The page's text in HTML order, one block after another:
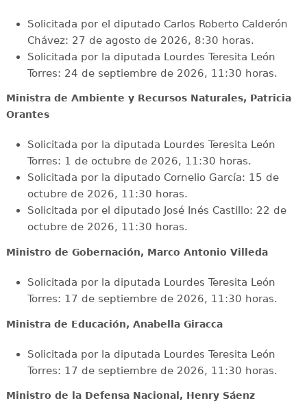
Solicitada por el diputado Carlos Roberto Calderón
Chávez: 27 de agosto de 2026, 8:30 horas.
Solicitada por la diputada Lourdes Teresita León
Torres: 24 de septiembre de 2026, 11:30 horas.
Ministra de Ambiente y Recursos Naturales, Patricia
Orantes
Solicitada por la diputada Lourdes Teresita León
Torres: 1 de octubre de 2026, 11:30 horas.
Solicitada por la diputado Cornelio García: 15 de
octubre de 2026, 11:30 horas.
Solicitada por el diputado José Inés Castillo: 22 de
octubre de 2026, 11:30 horas.
Ministro de Gobernación, Marco Antonio Villeda
Solicitada por la diputada Lourdes Teresita León
Torres: 17 de septiembre de 2026, 11:30 horas.
Ministra de Educación, Anabella Giracca
Solicitada por la diputada Lourdes Teresita León
Torres: 17 de septiembre de 2026, 11:30 horas.
Ministro de la Defensa Nacional, Henry Sáenz